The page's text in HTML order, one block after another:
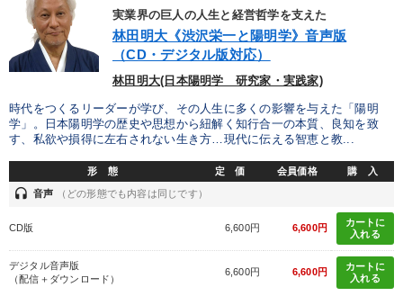
実業界の巨人の人生と経営哲学を支えた
林田明大《渋沢栄一と陽明学》音声版
（CD・デジタル版対応）
林田明大(日本陽明学 研究家・実践家)
時代をつくるリーダーが学び、その人生に多くの影響を与えた「陽明
学」。日本陽明学の歴史や思想から紐解く知行合一の本質、良知を致
す、私欲や損得に左右されない生き方…現代に伝える智恵と教...
形 態 定 価 会員価格 購 入
headset 音声 （どの形態でも内容は同じです）
CD版 6,600円 6,600円
カートに
入れる
デジタル音声版
（配信＋ダウンロード）
6,600円 6,600円
カートに
入れる